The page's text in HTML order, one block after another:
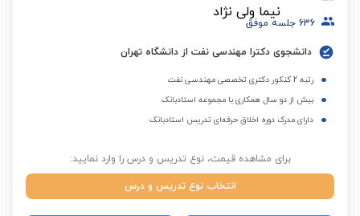
636 جلسه موفق
دانشجوی دکترا مهندسی نفت از دانشگاه تهران
رتبه 2 کنکور دکتری تخصصی مهندسی نفت
بیش از دو سال همکاری با مجموعه استادبانک
دارای مدرک دوره اخلاق حرفه‌ای تدریس استادبانک
برای مشاهده قیمت، نوع تدریس و درس را وارد نمایید:
انتخاب نوع تدریس و درس